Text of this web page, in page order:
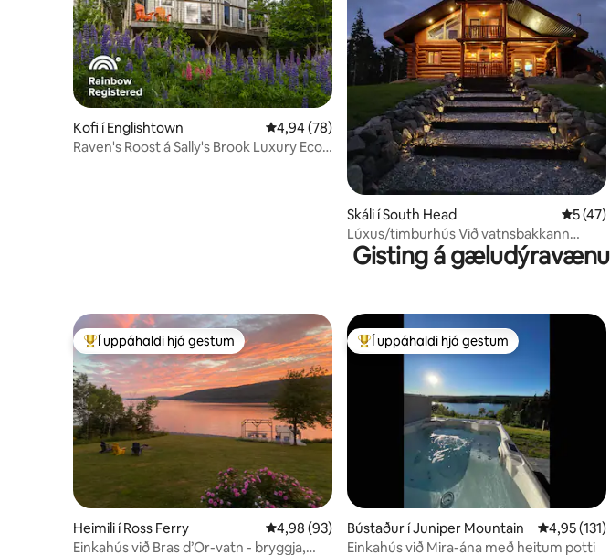
Kofi í Englishtown 4,94 af 5 í meðaleinkunn, 78 umsagnir
4,94 (78)
Raven's Roost á Sally's Brook Luxury Eco-
Skáli í South Head 5 af 5 í
5 (47)
Lúxus/timburhús Við vatnsbakkann
Notalegt einstakt nútímalegt
Gisting á
Í mestu uppáhaldi hjá gestum
Í uppáhaldi hjá gestum
Heimili í Ross Ferry 4,98 af 5 í meðaleinkunn, 93 umsagnir
4,98 (93)
Einkahús við Bras d’Or-vatn - bryggja,
Í mestu uppáhaldi hjá gestum
Í uppáhaldi hjá gestum
Bústaður í Juniper Mountain 4,95 af 5 í
4,95 (131)
Einkahús við Mira-ána með heitum potti